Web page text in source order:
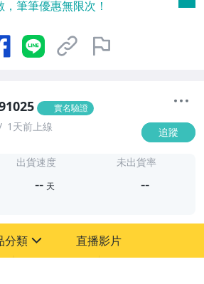
筆筆優惠無限次！
實名驗證
1天前上線 追蹤
出貨速度
-- 天
未出貨率
--
分類 直播影片